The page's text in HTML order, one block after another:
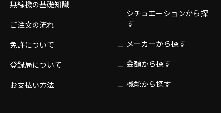
無線機の基礎知識
ご注文の流れ
免許について
登録局について
お支払い方法
シチュエーションから探
す
メーカーから探す
金額から探す
機能から探す